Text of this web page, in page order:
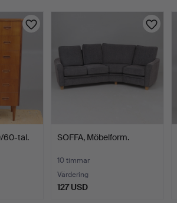
60-tal. SOFFA, Möbelform.
10 timmar
Värdering
127 USD